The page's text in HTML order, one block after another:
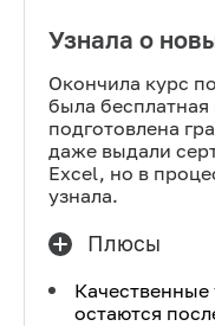
Узнала о
Окончила курс
была
подготовлена
даже выдали
Excel, но в
узнала.
Плюсы
остаются